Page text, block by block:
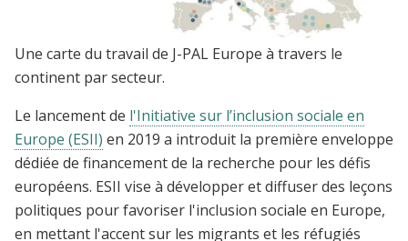
Une carte du travail de J-PAL Europe à travers le
continent par secteur.
Le lancement de l'Initiative sur l’inclusion sociale en
Europe (ESII) en 2019 a introduit la première enveloppe
dédiée de financement de la recherche pour les défis
européens. ESII vise à développer et diffuser des leçons
politiques pour favoriser l'inclusion sociale en Europe,
en mettant l'accent sur les migrants et les réfugiés